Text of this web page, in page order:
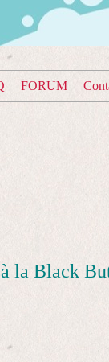
FORUM
la Black